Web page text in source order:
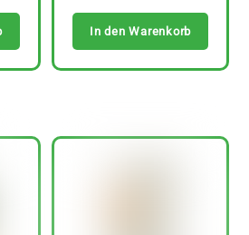
In den Warenkorb